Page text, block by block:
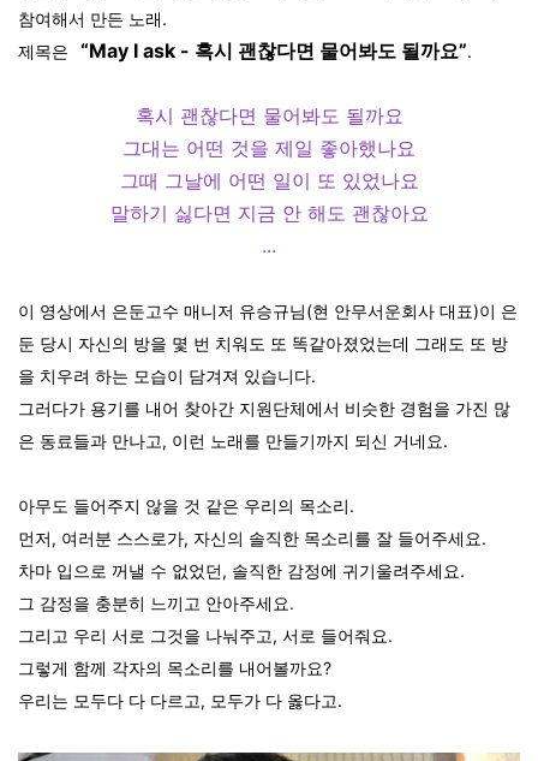
참여해서 만든 노래.
제목은
“May I ask - 혹시 괜찮다면 물어봐도 될까요”.
혹시 괜찮다면 물어봐도 될까요
그대는 어떤 것을 제일 좋아했나요
그때 그날에 어떤 일이 또 있었나요
말하기 싫다면 지금 안 해도 괜찮아요
...
이 영상에서 은둔고수 매니저 유승규님(현 안무서운회사 대표)이 은
둔 당시 자신의 방을 몇 번 치워도 또 똑같아졌었는데 그래도 또 방
을 치우려 하는 모습이 담겨져 있습니다.
그러다가 용기를 내어 찾아간 지원단체에서 비슷한 경험을 가진 많
은 동료들과 만나고, 이런 노래를 만들기까지 되신 거네요.
아무도 들어주지 않을 것 같은 우리의 목소리.
먼저, 여러분 스스로가, 자신의 솔직한 목소리를 잘 들어주세요.
차마 입으로 꺼낼 수 없었던, 솔직한 감정에 귀기울려주세요.
그 감정을 충분히 느끼고 안아주세요.
그리고 우리 서로 그것을 나눠주고, 서로 들어줘요.
그렇게 함께 각자의 목소리를 내어볼까요?
우리는 모두다 다 다르고, 모두가 다 옳다고.